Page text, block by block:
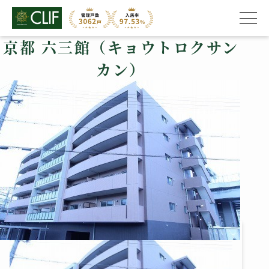
京都 六三館（キョウトロクサン
カン）
株式会社クライフ 管理物件の紹介>長岡京市>
クサンカン）
京都 六三館（キョウトロクサンカ
ン）